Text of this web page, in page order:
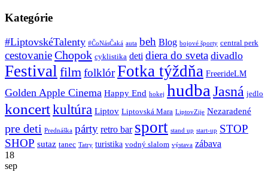
Kategórie
#LiptovskéTalenty #ČoNásČaká auta beh Blog bojové športy central perk
cestovanieChopok cyklistika deti diera do sveta divadlo
Festival filmfolklórFotka týždňa FreerideLM
Golden Apple Cinema Happy End hokej hudba Jasná jedlo
koncertkultúra Liptov Liptovská Mara LiptovZije Nezaradené
pre deti Prednáška párty retro bar sport stand up start-up STOP
SHOP sutaz tanec Tatry turistika vodný slalom výstava zábava
18
sep